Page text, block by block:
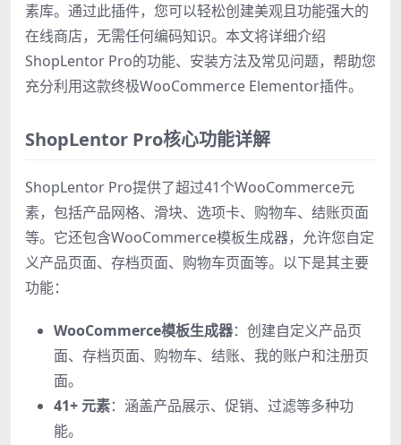
素库。通过此插件，您可以轻松创建美观且功能强大的
在线商店，无需任何编码知识。本文将详细介绍
ShopLentor Pro的功能、安装方法及常见问题，帮助您
充分利用这款终极WooCommerce Elementor插件。
ShopLentor Pro核心功能详解
ShopLentor Pro提供了超过41个WooCommerce元
素，包括产品网格、滑块、选项卡、购物车、结账页面
等。它还包含WooCommerce模板生成器，允许您自定
义产品页面、存档页面、购物车页面等。以下是其主要
功能：
WooCommerce模板生成器：创建自定义产品页
面、存档页面、购物车、结账、我的账户和注册页
面。
41+ 元素：涵盖产品展示、促销、过滤等多种功
能。